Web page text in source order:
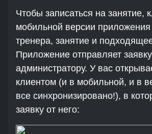
Чтобы записаться на занятие,
мобильной версии
тренера, занятие и
Приложение отправляет
администратору. У вас
клиентом (и в мобильной, и в
все синхронизировано!), в
заявку от него: